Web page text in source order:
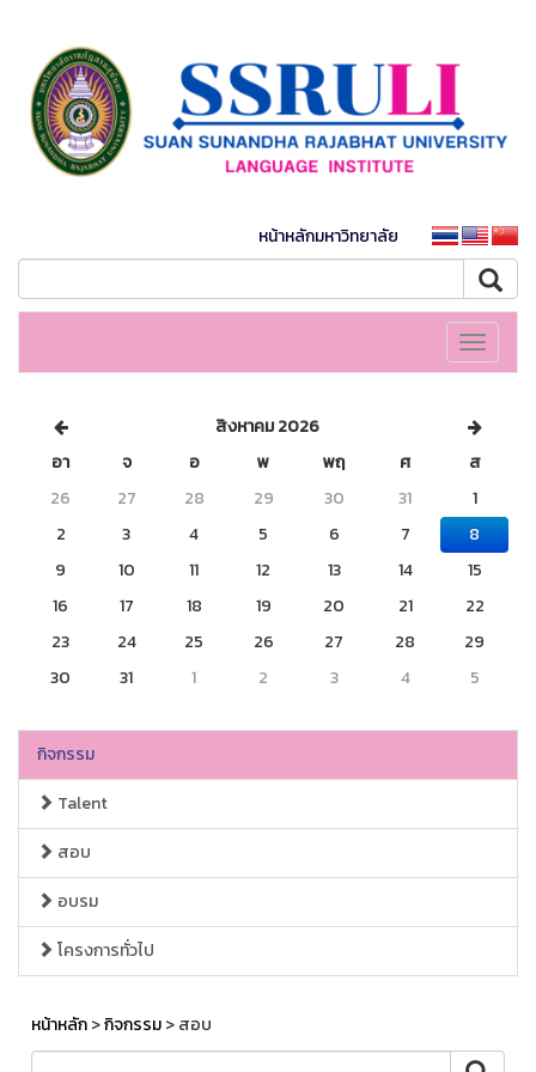
หน้าหลักมหาวิทยาลัย
Toggle
สิงหาคม 2026
อา
จ อ พ พฤ ศ
ส
26
27 28 29 30 31
1
2
3 4 5 6 7
8
9
10 11 12 13 14
15
16
17 18 19 20 21
22
23
24 25 26 27 28
29
30
31 1 2 3 4 5
กิจกรรม
Talent
สอบ
อบรม
โครงการทั่วไป
หน้าหลัก>กิจกรรม> สอบ